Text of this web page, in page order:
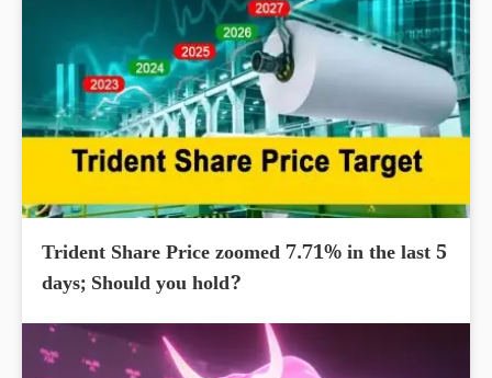
Trident Share Price zoomed 7.71% in the last 5
days; Should you hold?